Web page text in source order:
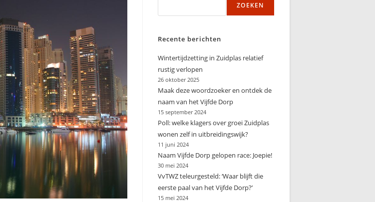
zoeken
ZOEKEN
Recente berichten
Wintertijdzetting in Zuidplas relatief
rustig verlopen
26 oktober 2025
Maak deze woordzoeker en ontdek de
naam van het Vijfde Dorp
15 september 2024
Poll: welke klagers over groei Zuidplas
wonen zelf in uitbreidingswijk?
11 juni 2024
Naam Vijfde Dorp gelopen race: Joepie!
30 mei 2024
VvTWZ teleurgesteld: ‘Waar blijft die
eerste paal van het Vijfde Dorp?’
15 mei 2024